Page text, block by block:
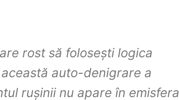
rost să folosești logica
auto-denigrare a
rușinii nu apare în emisfera